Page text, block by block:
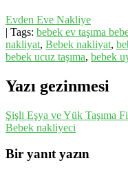
Evden Eve Nakliye
| Tags: bebek ev taşıma
nakliyat, Bebek nakliyat,
bebek ucuz taşıma, bebek
Yazı gezinmesi
Şişli Eşya ve Yük Taşıma
Bebek nakliyeci
Bir yanıt yazın